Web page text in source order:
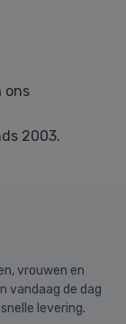
ons
2003.
vrouwen en
vandaag de dag
levering.